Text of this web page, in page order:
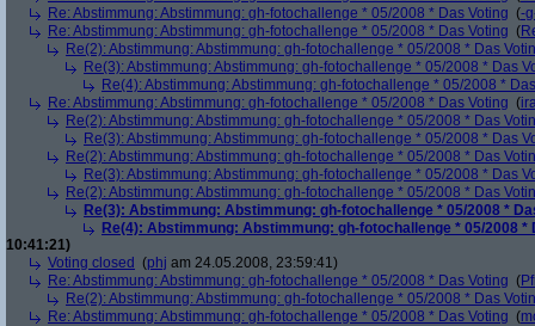
Re: Abstimmung: Abstimmung: gh-fotochallenge * 05/2008 * Das Voting (-
Re: Abstimmung: Abstimmung: gh-fotochallenge * 05/2008 * Das Voting (
Re(2): Abstimmung: Abstimmung: gh-fotochallenge * 05/2008 * Das
Re(3): Abstimmung: Abstimmung: gh-fotochallenge * 05/2008 * Das
Re(4): Abstimmung: Abstimmung: gh-fotochallenge * 05/2008 *
Re: Abstimmung: Abstimmung: gh-fotochallenge * 05/2008 * Das Voting (
Re(2): Abstimmung: Abstimmung: gh-fotochallenge * 05/2008 * Das
Re(3): Abstimmung: Abstimmung: gh-fotochallenge * 05/2008 * Das
Re(2): Abstimmung: Abstimmung: gh-fotochallenge * 05/2008 * Das
Re(3): Abstimmung: Abstimmung: gh-fotochallenge * 05/2008 * Das
Re(2): Abstimmung: Abstimmung: gh-fotochallenge * 05/2008 * Das
Re(3): Abstimmung: Abstimmung: gh-fotochallenge * 05/2008 *
Re(4): Abstimmung: Abstimmung: gh-fotochallenge * 05/2008 *
10:41:21)
Voting closed (phj am 24.05.2008, 23:59:41)
Re: Abstimmung: Abstimmung: gh-fotochallenge * 05/2008 * Das Voting (
Re(2): Abstimmung: Abstimmung: gh-fotochallenge * 05/2008 * Das
Re: Abstimmung: Abstimmung: gh-fotochallenge * 05/2008 * Das Voting (